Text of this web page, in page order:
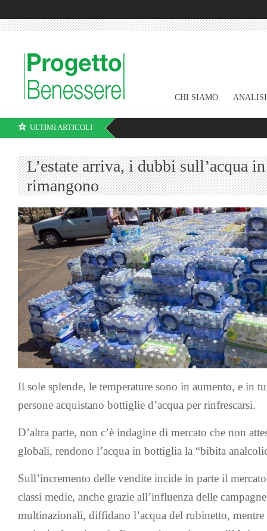
CHI SIAMO ANALISI
ULTIMI ARTICOLI
L’estate arriva, i dubbi sull’acqua
rimangono
Il sole splende, le temperature sono in aumento, e in
persone acquistano bottiglie d’acqua per rinfrescarsi.
D’altra parte, non c’è indagine di mercato che non
globali, rendono l’acqua in bottiglia la “bibita
Sull’incremento delle vendite incide in parte il
classi medie, anche grazie all’influenza delle
multinazionali, diffidano l’acqua del rubinetto,